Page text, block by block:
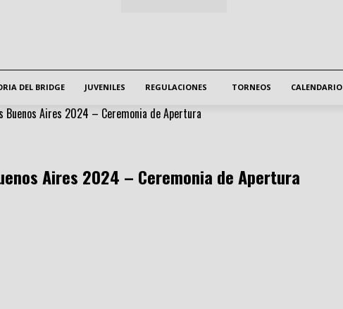
DEL BRIDGE JUVENILES REGULACIONES TORNEOS CALENDARIO
Buenos Aires 2024 – Ceremonia de Apertura
Aires 2024 – Ceremonia de Apertura